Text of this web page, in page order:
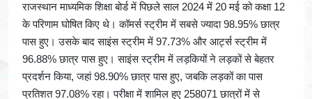
राजस्थान माध्यमिक शिक्षा बोर्ड में पिछले साल 2024 में 20 मई को कक्षा 12
के परिणाम घोषित किए थे। कॉमर्स स्ट्रीम में सबसे ज्यादा 98.95% छात्र
पास हुए। उसके बाद साइंस स्ट्रीम में 97.73% और आर्ट्स स्ट्रीम में
96.88% छात्र पास हुए। साइंस स्ट्रीम में लड़कियों ने लड़कों से बेहतर
प्रदर्शन किया, जहां 98.90% छात्र पास हुए, जबकि लड़कों का पास
प्रतिशत 97.08% रहा। परीक्षा में शामिल हुए 258071 छात्रों में से